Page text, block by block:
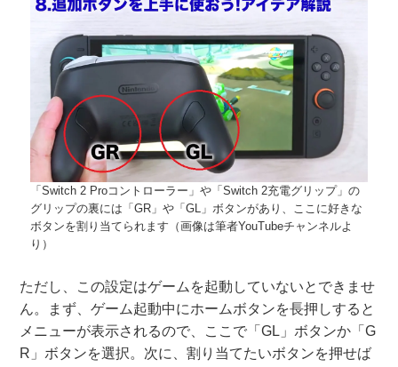
「Switch 2 Proコントローラー」や「Switch 2充電グリップ」の
グリップの裏には「GR」や「GL」ボタンがあり、ここに好きな
ボタンを割り当てられます（画像は筆者YouTubeチャンネルよ
り）
ただし、この設定はゲームを起動していないとできませ
ん。まず、ゲーム起動中にホームボタンを長押しすると
メニューが表示されるので、ここで「GL」ボタンか「G
R」ボタンを選択。次に、割り当てたいボタンを押せば